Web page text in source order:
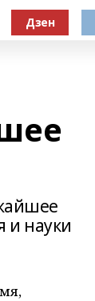
Дзен
и науки